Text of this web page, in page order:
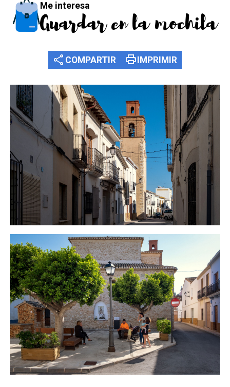
Me interesa
Guardar en la mochila
share COMPARTIR printIMPRIMIR